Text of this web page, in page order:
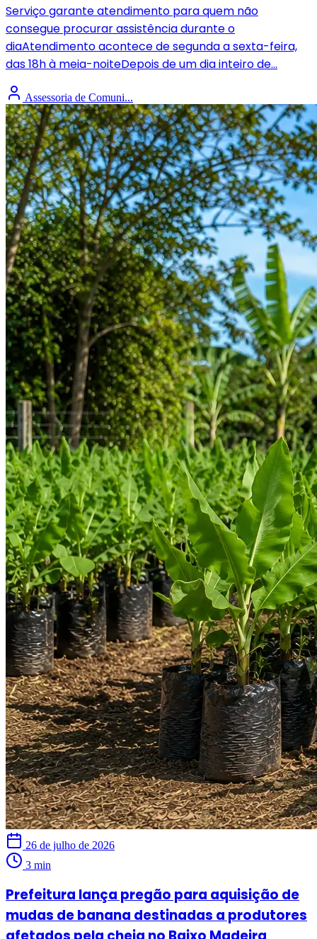
Serviço garante atendimento para quem não
consegue procurar assistência durante o
diaAtendimento acontece de segunda a sexta-feira,
das 18h à meia-noiteDepois de um dia inteiro de...
Assessoria de Comuni...
26 de julho de 2026
3 min
Prefeitura lança pregão para aquisição de
mudas de banana destinadas a produtores